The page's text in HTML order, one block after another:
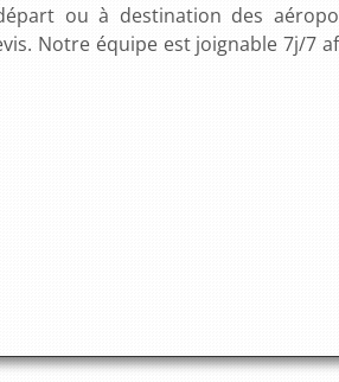
ou à destination des
Notre équipe est joignable 7j/7